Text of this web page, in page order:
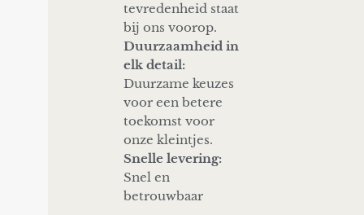
tevredenheid staat
bij ons voorop.
Duurzaamheid in
elk detail:
Duurzame keuzes
voor een betere
toekomst voor
onze kleintjes.
Snelle levering:
Snel en
betrouwbaar